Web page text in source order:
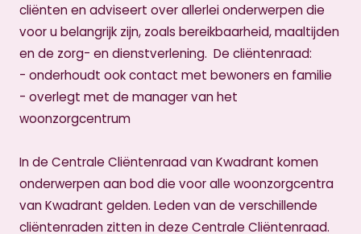
cliënten en adviseert over allerlei onderwerpen die
voor u belangrijk zijn, zoals bereikbaarheid, maaltijden
en de zorg- en dienstverlening. De cliëntenraad:
- onderhoudt ook contact met bewoners en familie
- overlegt met de manager van het
woonzorgcentrum
In de Centrale Cliëntenraad van Kwadrant komen
onderwerpen aan bod die voor alle woonzorgcentra
van Kwadrant gelden. Leden van de verschillende
cliëntenraden zitten in deze Centrale Cliëntenraad.